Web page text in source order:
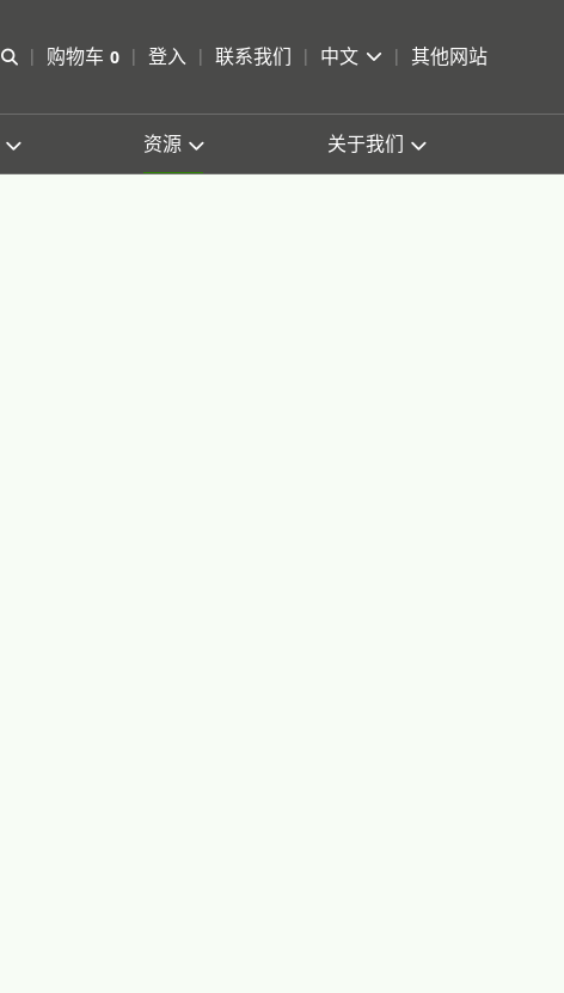
Open Search
购物车 0
查看购物车
登入 联系我们 中文 其他网站
资源 关于我们